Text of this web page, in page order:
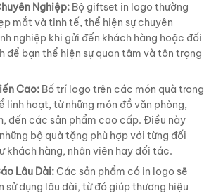
Nghiệp: Bộ giftset in logo thường
mắt và tinh tế, thể hiện sự chuyên
nghiệp khi gửi đến khách hàng hoặc đối
bạn thể hiện sự quan tâm và tôn trọng
Cao: Bố trí logo trên các món quà trong
linh hoạt, từ những món đồ văn phòng,
đến các sản phẩm cao cấp. Điều này
bộ quà tặng phù hợp với từng đối
khách hàng, nhân viên hay đối tác.
Lâu Dài:Các sản phẩm có in logo sẽ
sử dụng lâu dài, từ đó giúp thương hiệu